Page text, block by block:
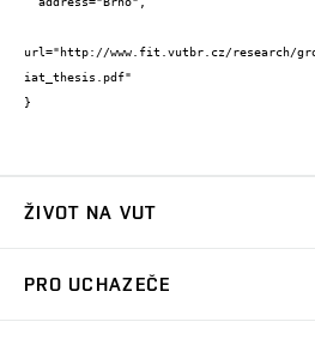
url="http://www.fit.vutbr.cz/research/
iat_thesis.pdf"
}
ŽIVOT NA VUT
PRO UCHAZEČE